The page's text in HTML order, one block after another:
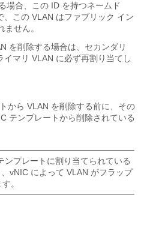
場合、この ID を持つネームド
この VLAN はファブリック イン
せん。
を削除する場合は、セカンダリ
マリ VLAN に必ず再割り当てし
から VLAN を削除する前に、その
テンプレートから削除されている
ンプレートに割り当てられている
vNIC によって VLAN がフラップ
。